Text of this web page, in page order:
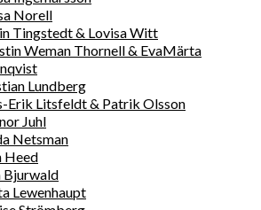
Norell
Tingstedt & Lovisa Witt
Weman Thornell & EvaMärta
Lundberg
Erik Litsfeldt & Patrik Olsson
Juhl
Netsman
Heed
Bjurwald
Lewenhaupt